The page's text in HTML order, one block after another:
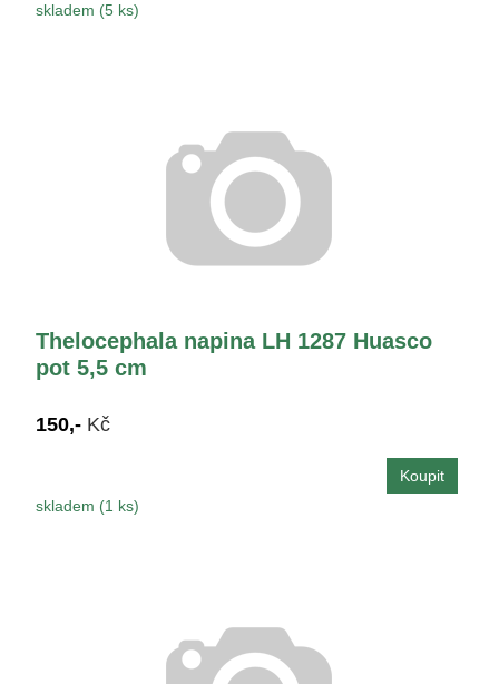
skladem (5 ks)
Thelocephala napina LH 1287 Huasco
pot 5,5 cm
150,- Kč
skladem (1 ks)